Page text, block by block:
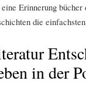
eine Erinnerung
die
in der